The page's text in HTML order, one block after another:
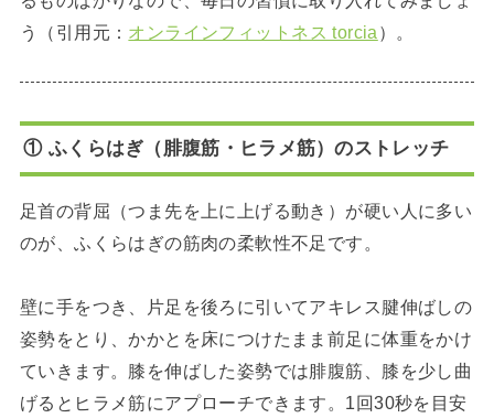
う（引用元： オンラインフィットネス torcia ）。
① ふくらはぎ（腓腹筋・ヒラメ筋）のストレッチ
足首の背屈（つま先を上に上げる動き）が硬い人に多い
のが、ふくらはぎの筋肉の柔軟性不足です。
壁に手をつき、片足を後ろに引いてアキレス腱伸ばしの
姿勢をとり、かかとを床につけたまま前足に体重をかけ
ていきます。膝を伸ばした姿勢では腓腹筋、膝を少し曲
げるとヒラメ筋にアプローチできます。1回30秒を目安